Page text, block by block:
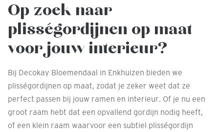
Op zoek naar
plisségordijnen op maat
voor jouw interieur?
Bij Decokay Bloemendaal in Enkhuizen bieden we
plisségordijnen op maat, zodat je zeker weet dat ze
perfect passen bij jouw ramen en interieur. Of je nu een
groot raam hebt dat een opvallend gordijn nodig heeft,
of een klein raam waarvoor een subtiel plisségordijn